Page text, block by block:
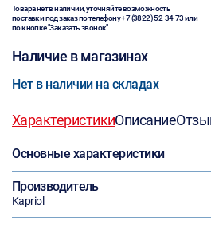
Товара нет в наличии, уточняйте возможность
поставки под заказ по телефону+7 (3822) 52-34-73или
по кнопке "Заказать звонок"
Наличие в магазинах
Нет в наличии на складах
ХарактеристикиОписание
Основные характеристики
Производитель
Kapriol